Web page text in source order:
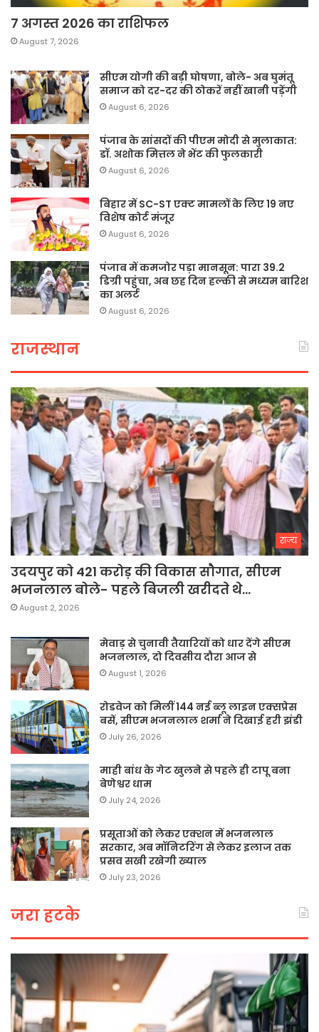
7 अगस्त 2026 का राशिफल
August 7, 2026
सीएम योगी की बड़ी घोषणा, बोले- अब घुमंतू
समाज को दर-दर की ठोकरें नहीं खानी पड़ेंगी
August 6, 2026
पंजाब के सांसदों की पीएम मोदी से मुलाकात:
डॉ. अशोक मित्तल ने भेंट की फुलकारी
August 6, 2026
बिहार में SC-ST एक्ट मामलों के लिए 19 नए
विशेष कोर्ट मंजूर
August 6, 2026
पंजाब में कमजोर पड़ा मानसून: पारा 39.2
डिग्री पहुंचा, अब छह दिन हल्की से मध्यम बारिश
का अलर्ट
August 6, 2026
राजस्थान
राज्य
उदयपुर को 421 करोड़ की विकास सौगात, सीएम
भजनलाल बोले- पहले बिजली खरीदते थे…
August 2, 2026
मेवाड़ से चुनावी तैयारियों को धार देंगे सीएम
भजनलाल, दो दिवसीय दौरा आज से
August 1, 2026
रोडवेज को मिलीं 144 नई ब्लू लाइन एक्सप्रेस
बसें, सीएम भजनलाल शर्मा ने दिखाई हरी झंडी
July 26, 2026
माही बांध के गेट खुलने से पहले ही टापू बना
बेणेश्वर धाम
July 24, 2026
प्रसूताओं को लेकर एक्शन में भजनलाल
सरकार, अब मॉनिटरिंग से लेकर इलाज तक
प्रसव सखी रखेगी ख्याल
July 23, 2026
जरा हटके